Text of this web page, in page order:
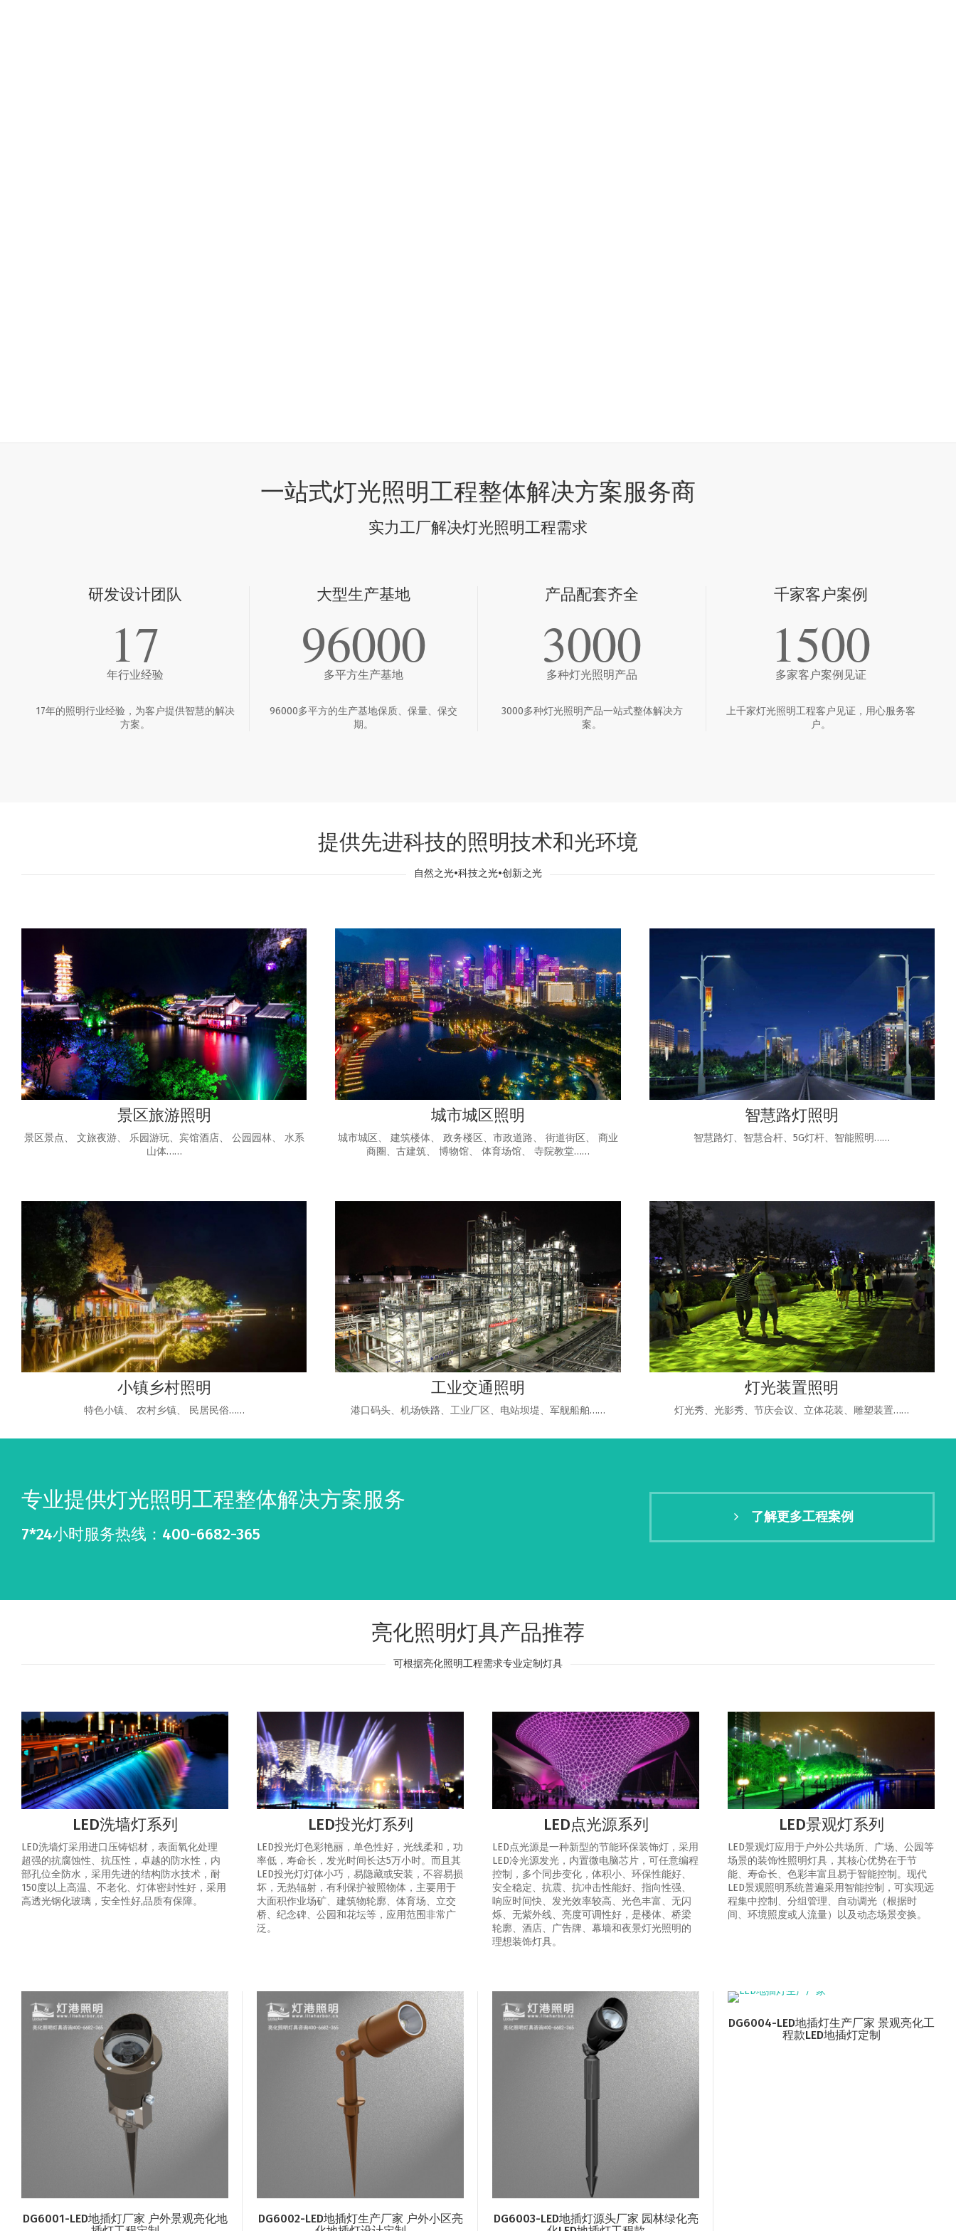
一站式灯光照明工程整体解决方案服务商
实力工厂解决灯光照明工程需求
研发设计团队
17
年行业经验
17年的照明行业经验，为客户提供智慧的解决
方案。
大型生产基地
96000
多平方生产基地
96000多平方的生产基地保质、保量、保交
期。
产品配套齐全
3000
多种灯光照明产品
3000多种灯光照明产品一站式整体解决方
案。
千家客户案例
1500
多家客户案例见证
上千家灯光照明工程客户见证，用心服务客
户。
提供先进科技的照明技术和光环境
自然之光•科技之光•创新之光
景区旅游照明
景区景点、 文旅夜游、 乐园游玩、宾馆酒店、 公园园林、 水系
山体……
城市城区照明
城市城区、 建筑楼体、 政务楼区、市政道路、 街道街区、 商业
商圈、古建筑、 博物馆、 体育场馆、 寺院教堂……
智慧路灯照明
智慧路灯、智慧合杆、5G灯杆、智能照明……
小镇乡村照明
特色小镇、 农村乡镇、 民居民俗……
工业交通照明
港口码头、机场铁路、工业厂区、电站坝堤、军舰船舶……
灯光装置照明
灯光秀、光影秀、节庆会议、立体花装、雕塑装置……
专业提供灯光照明工程整体解决方案服务
7*24小时服务热线：400-6682-365
了解更多工程案例
亮化照明灯具产品推荐
可根据亮化照明工程需求专业定制灯具
LED洗墙灯系列
LED洗墙灯采用进口压铸铝材，表面氧化处理
超强的抗腐蚀性、抗压性，卓越的防水性，内
部孔位全防水，采用先进的结构防水技术，耐
150度以上高温、不老化、灯体密封性好，采用
高透光钢化玻璃，安全性好,品质有保障。
LED投光灯系列
LED投光灯色彩艳丽，单色性好，光线柔和，功
率低，寿命长，发光时间长达5万小时。而且其
LED投光灯灯体小巧，易隐藏或安装，不容易损
坏，无热辐射，有利保护被照物体，主要用于
大面积作业场矿、建筑物轮廓、体育场、立交
桥、纪念碑、公园和花坛等，应用范围非常广
泛。
LED点光源系列
LED点光源是一种新型的节能环保装饰灯，采用
LED冷光源发光，内置微电脑芯片，可任意编程
控制，多个同步变化，体积小、环保性能好、
安全稳定、抗震、抗冲击性能好、指向性强、
响应时间快、发光效率较高、光色丰富、无闪
烁、无紫外线、亮度可调性好，是楼体、桥梁
轮廓、酒店、广告牌、幕墙和夜景灯光照明的
理想装饰灯具。
LED景观灯系列
LED景观灯应用于户外公共场所、广场、公园等
场景的装饰性照明灯具，其核心优势在于节
能、寿命长、色彩丰富且易于智能控制‌。‌现代
LED景观照明系统普遍采用智能控制，可实现‌远
程集中控制、分组管理、自动调光（根据时
间、环境照度或人流量）以及动态场景变换‌。
DG6001-LED地插灯厂家 户外景观亮化地
DG6002-LED地插灯生产厂家 户外小区亮
DG6003-LED地插灯源头厂家 园林绿化亮
DG6004-LED地插灯生产厂家 景观亮化工
程款LED地插灯定制